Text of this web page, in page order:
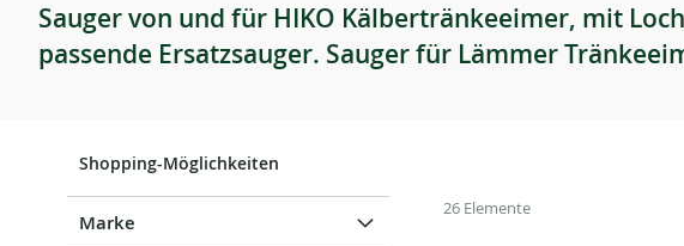
Sauger von und für HIKO Kälbertränkeeimer, mit
passende Ersatzsauger. Sauger für Lämmer
26Elemente
Shopping-Möglichkeiten
Marke